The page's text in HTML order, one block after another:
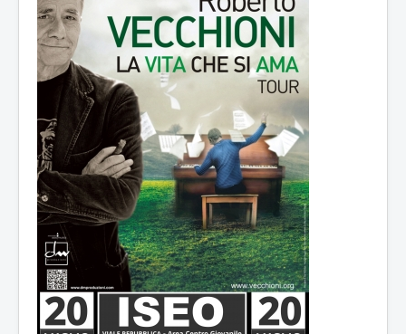
Buone Nuove
Sport
Contatti
Cookie Policy